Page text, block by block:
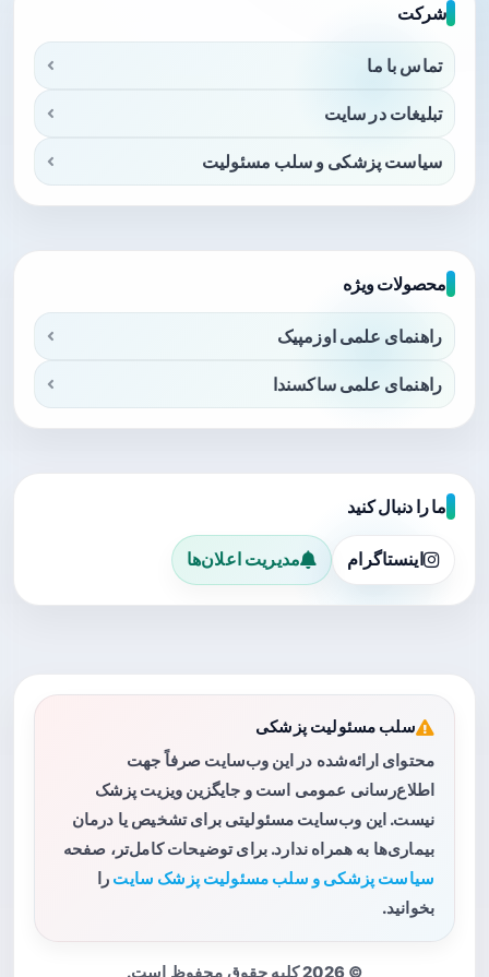
شرکت
تماس با ما
تبلیغات در سایت
سیاست پزشکی و سلب مسئولیت
محصولات ویژه
راهنمای علمی اوزمپیک
راهنمای علمی ساکسندا
ما را دنبال کنید
اینستاگرام مدیریت اعلان‌ها
سلب مسئولیت پزشکی
محتوای ارائه‌شده در این وب‌سایت صرفاً جهت
اطلاع‌رسانی عمومی است و جایگزین ویزیت پزشک
نیست. این وب‌سایت مسئولیتی برای تشخیص یا درمان
بیماری‌ها به همراه ندارد. برای توضیحات کامل‌تر، صفحه
سیاست پزشکی و سلب مسئولیت پزشک سایت را
بخوانید.
© 2026 کلیه حقوق محفوظ است.